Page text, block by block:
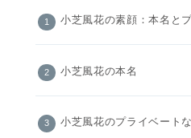
小芝風花の素顔：本名と
小芝風花の本名
小芝風花のプライベート